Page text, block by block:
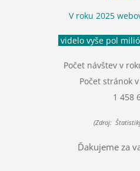
V roku 2025
videlo vyše pol
Počet návštev v
Počet stránok
1 458
(Zdroj:
Ďakujeme za